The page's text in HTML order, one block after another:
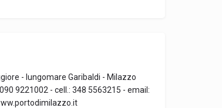
- lungomare Garibaldi - Milazzo
9221002 - cell.: 348 5563215 - email: